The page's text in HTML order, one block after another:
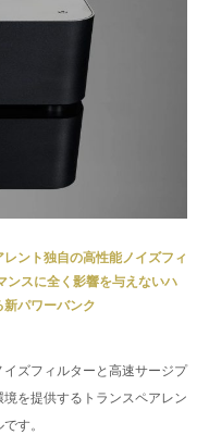
ント独自の高性能ノイズフィ
ンスに全く影響を与えないハ
パワーバンク
イズフィルターと高速サージプ
を提供するトランスペアレン
す。